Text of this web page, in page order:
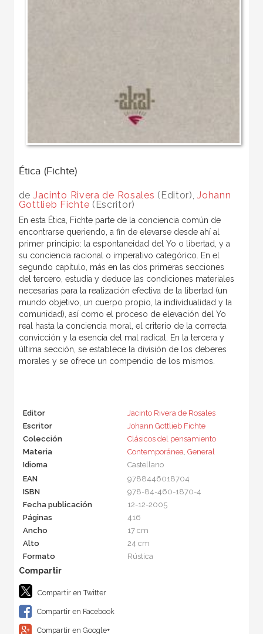
Ética (Fichte)
de Jacinto Rivera de Rosales (Editor),Johann
Gottlieb Fichte (Escritor)
En esta Ética, Fichte parte de la conciencia común de
encontrarse queriendo, a fin de elevarse desde ahí al
primer principio: la espontaneidad del Yo o libertad, y a
su conciencia racional o imperativo categórico. En el
segundo capítulo, más en las dos primeras secciones
del tercero, estudia y deduce las condiciones materiales
necesarias para la realización efectiva de la libertad (un
mundo objetivo, un cuerpo propio, la individualidad y la
comunidad), así como el proceso de elevación del Yo
real hasta la conciencia moral, el criterio de la correcta
convicción y la esencia del mal radical. En la tercera y
última sección, se establece la división de los deberes
morales y se ofrece un compendio de los mismos.
Editor
Jacinto Rivera de Rosales
Escritor
Johann Gottlieb Fichte
Colección
Clásicos del pensamiento
Materia
Contemporánea, General
Idioma
Castellano
EAN
9788446018704
ISBN
978-84-460-1870-4
Fecha publicación
12-12-2005
Páginas
416
Ancho
17 cm
Alto
24 cm
Formato
Rústica
Compartir en Twitter
Compartir en Facebook
Compartir en Google+